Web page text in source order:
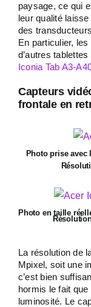
paysage, ce qui
leur qualité
des
En particulier,
d’autres
Iconia Tab A3-
Capteurs
frontale en
Photo prise avec
Photo en taille
La résolution de
Mpixel, soit une
c’est bien
hormis le fait
luminosité. Le